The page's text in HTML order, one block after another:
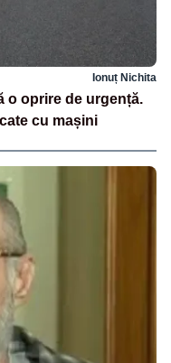
Ionuț Nichita
o oprire de urgență.
cu mașini